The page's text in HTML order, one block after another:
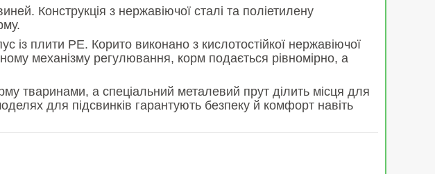
Конструкція з нержавіючої сталі та поліетилену
із плити РE. Корито виконано з кислотостійкої нержавіючої
механізму регулювання, корм подається рівномірно, а
тваринами, а спеціальний металевий прут ділить місця для
для підсвинків гарантують безпеку й комфорт навіть